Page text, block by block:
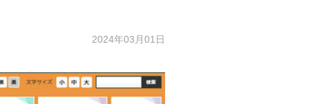
2024年03月01日